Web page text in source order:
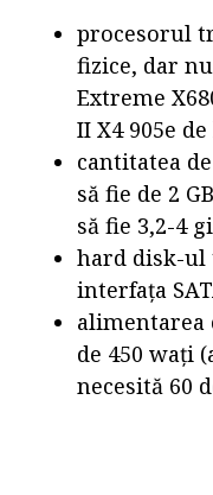
procesorul
fizice, dar
Extreme
II X4 905e
cantitatea
să fie de 2
să fie 3,2-4
hard disk-ul
interfața
alimentarea
de 450 wați
necesită 60